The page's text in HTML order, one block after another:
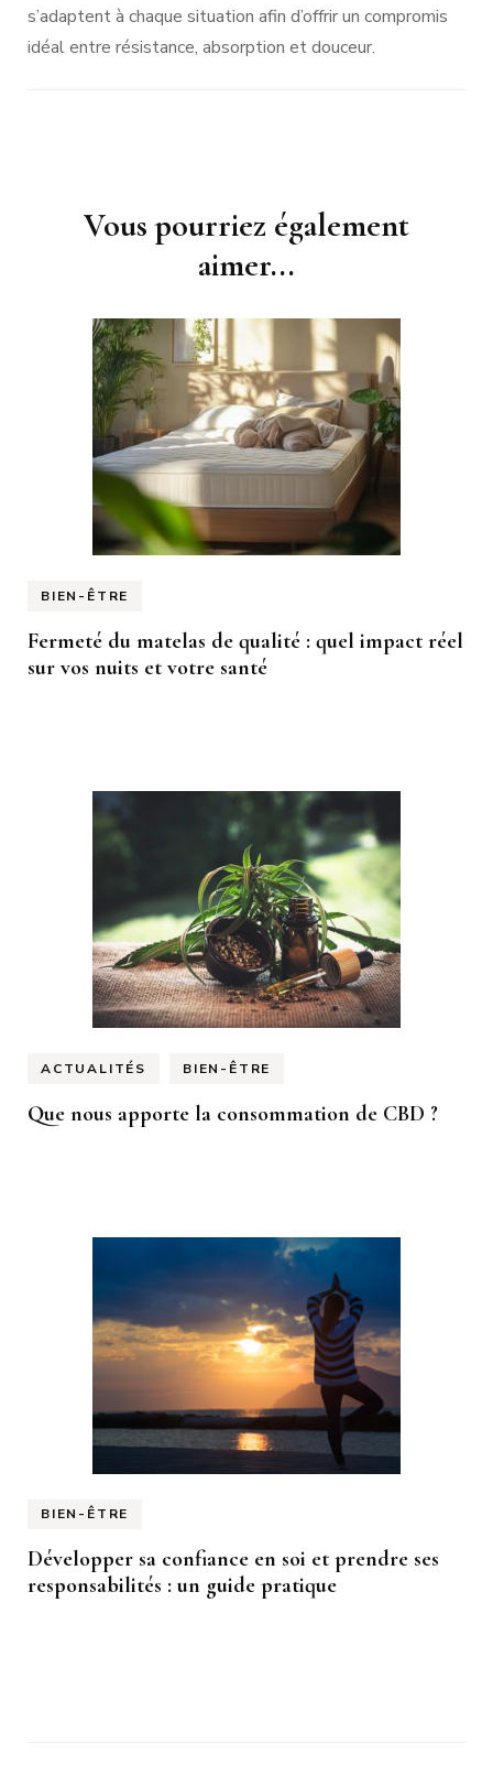
s’adaptent à chaque situation afin d’offrir un compromis
idéal entre résistance, absorption et douceur.
Navigation
Vous pourriez également
aimer...
BIEN-ÊTRE
Fermeté du matelas de qualité : quel impact réel
sur vos nuits et votre santé
ACTUALITÉS BIEN-ÊTRE
Que nous apporte la consommation de CBD ?
BIEN-ÊTRE
Développer sa confiance en soi et prendre ses
responsabilités : un guide pratique